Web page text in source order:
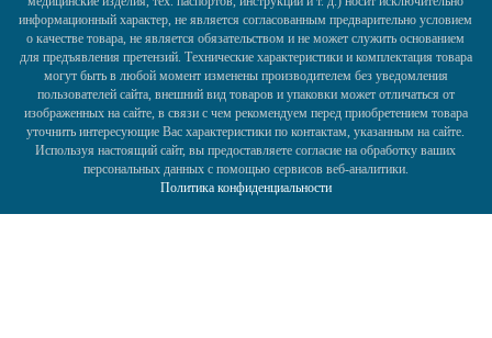
информационный характер, не является согласованным предварительно условием
о качестве товара, не является обязательством и не может служить основанием
для предъявления претензий. Технические характеристики и комплектация товара
могут быть в любой момент изменены производителем без уведомления
пользователей сайта, внешний вид товаров и упаковки может отличаться от
изображенных на сайте, в связи с чем рекомендуем перед приобретением товара
уточнить интересующие Вас характеристики по контактам, указанным на сайте.
Используя настоящий сайт, вы предоставляете согласие на обработку ваших
персональных данных с помощью сервисов веб-аналитики.
Политика конфиденциальности